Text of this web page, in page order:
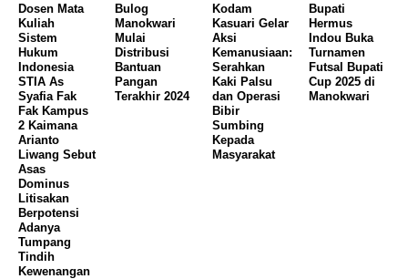
Dosen Mata
Kuliah
Sistem
Hukum
Indonesia
STIA As
Syafia Fak
Fak Kampus
2 Kaimana
Arianto
Liwang Sebut
Asas
Dominus
Litisakan
Berpotensi
Adanya
Tumpang
Tindih
Kewenangan
Bulog
Manokwari
Mulai
Distribusi
Bantuan
Pangan
Terakhir 2024
Kodam
Kasuari Gelar
Aksi
Kemanusiaan:
Serahkan
Kaki Palsu
dan Operasi
Bibir
Sumbing
Kepada
Masyarakat
Bupati
Hermus
Indou Buka
Turnamen
Futsal Bupati
Cup 2025 di
Manokwari